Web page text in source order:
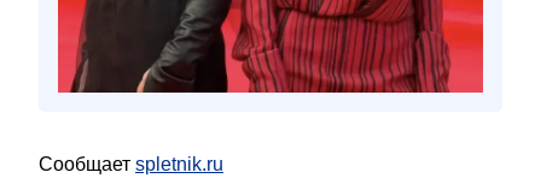
Сообщает spletnik.ru